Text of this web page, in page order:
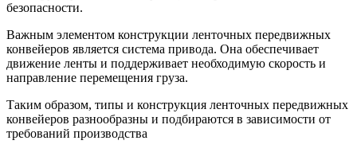
безопасности.
Важным элементом конструкции ленточных передвижных
конвейеров является система привода. Она обеспечивает
движение ленты и поддерживает необходимую скорость и
направление перемещения груза.
Таким образом, типы и конструкция ленточных передвижных
конвейеров разнообразны и подбираются в зависимости от
требований производства